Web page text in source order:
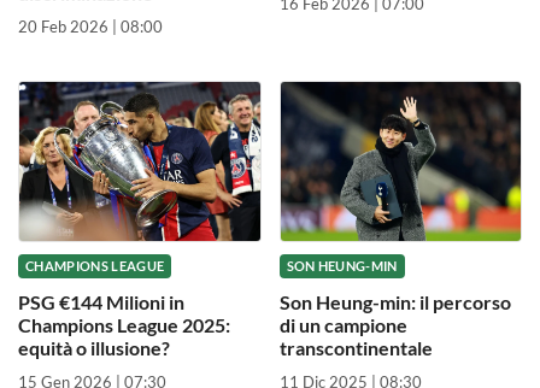
20 Feb 2026 | 08:00
CHAMPIONS LEAGUE
PSG €144 Milioni in
Champions League 2025:
equità o illusione?
15 Gen 2026 | 07:30
SON HEUNG-MIN
Son Heung-min: il percorso
di un campione
transcontinentale
11 Dic 2025 | 08:30